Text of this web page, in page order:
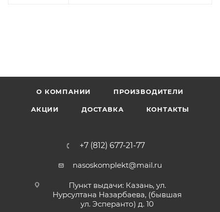
О КОМПАНИИ ПРОИЗВОДИТЕЛИ
АКЦИИ ДОСТАВКА КОНТАКТЫ
+7 (812) 677-21-77
nasoskomplekt@mail.ru
Пункт выдачи: Казань, ул.
Нурсултана Назарбаева, (бывшая
ул. Эсперанто) д. 10